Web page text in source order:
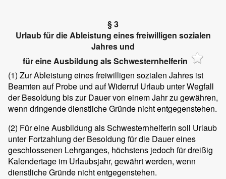
§ 3
Urlaub für die Ableistung eines freiwilligen sozialen
Jahres und
für eine Ausbildung als Schwesternhelferin
(1) Zur Ableistung eines freiwilligen sozialen Jahres ist
Beamten auf Probe und auf Widerruf Urlaub unter Wegfall
der Besoldung bis zur Dauer von einem Jahr zu gewähren,
wenn dringende dienstliche Gründe nicht entgegenstehen.
(2) Für eine Ausbildung als Schwesternhelferin soll Urlaub
unter Fortzahlung der Besoldung für die Dauer eines
geschlossenen Lehrganges, höchstens jedoch für dreißig
Kalendertage im Urlaubsjahr, gewährt werden, wenn
dienstliche Gründe nicht entgegenstehen.